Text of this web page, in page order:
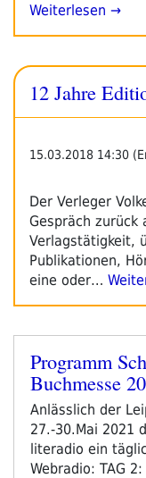
Weiterlesen →
12 Jahre
15.03.2018 14:30
Der Verleger
Gespräch zurück
Verlagstätigkeit,
Publikationen,
eine oder…
Veröffentlicht
am
Programm
Buchmesse
Anlässlich der
27.-30.Mai 2021
literadio ein
Webradio: TAG 2: